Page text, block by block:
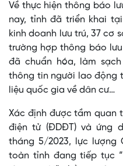
Về thực hiện thông báo
nay, tỉnh đã triển khai
kinh doanh lưu trú, 37 cơ
trường hợp thông báo
đã chuẩn hóa, làm
thông tin người lao động
liệu quốc gia về dân cư…
Xác định được tầm quan
điện tử (ĐDĐT) và ứng
tháng 5/2023, lực lượng
toàn tỉnh đang tiếp tục